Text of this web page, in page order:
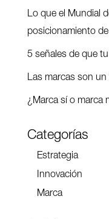
Lo que el Mundial
posicionamiento
5 señales de que
Las marcas son un
¿Marca sí o marca
Categorías
Estrategia
Innovación
Marca